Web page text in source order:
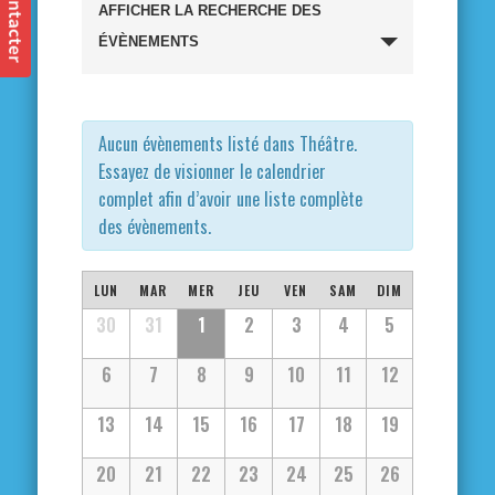
et
de
vues
Évènements
AFFICHER LA RECHERCHE DES
ÉVÈNEMENTS
Aucun évènements listé dans Théâtre.
Essayez de visionner le calendrier
complet afin d’avoir une liste complète
des évènements.
Calendrier
de
Évènements
Calendrier
Évènements
LUN MAR MER JEU VEN SAM DIM
30 31 1 2 3 4
5
6
7 8 9 10 11
12
13
14 15 16 17 18
19
20
21 22 23 24 25 26